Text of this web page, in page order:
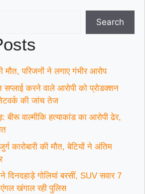
Search
मौत, परिजनों ने लगाए गंभीर आरोप
सप्लाई करने वाले आरोपी को प्रोडक्शन
नेटवर्क की जांच तेज
वाल्मीकि हत्याकांड का आरोपी ढेर,
कारोबारी की मौत, बेटियों ने अंतिम
दिनदहाड़े गोलियां बरसीं, SUV सवार 7
खंगाल रही पुलिस